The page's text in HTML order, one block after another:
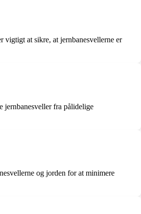
vigtigt at sikre, at jernbanesvellerne er
jernbanesveller fra pålidelige
og jorden for at minimere